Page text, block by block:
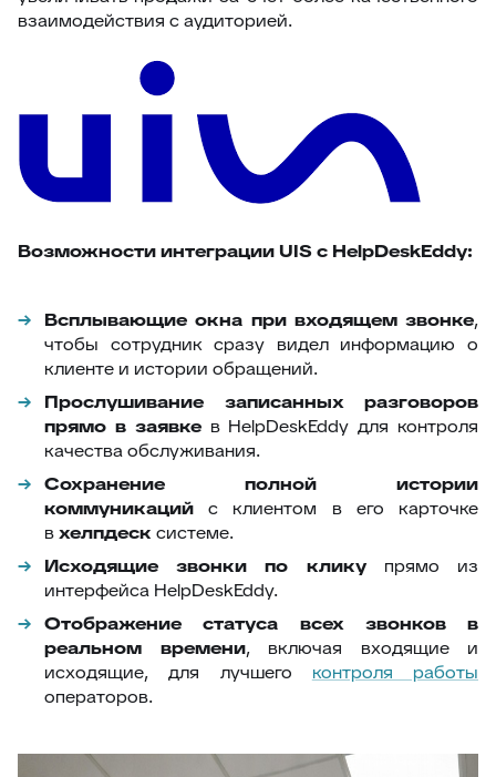
взаимодействия с аудиторией.
Возможности интеграции UIS с HelpDeskEddy:
Всплывающие окна при входящем звонке,
чтобы сотрудник сразу видел информацию о
клиенте и истории обращений.
Прослушивание записанных разговоров
прямо в заявкев HelpDeskEddy для контроля
качества обслуживания.
Сохранение полной истории
коммуникаций с клиентом в его карточке
вхелпдеск системе.
Исходящие звонки по кликупрямо из
интерфейса HelpDeskEddy.
Отображение статуса всех звонков в
реальном времени, включая входящие и
исходящие, для лучшего контроля работы
операторов.